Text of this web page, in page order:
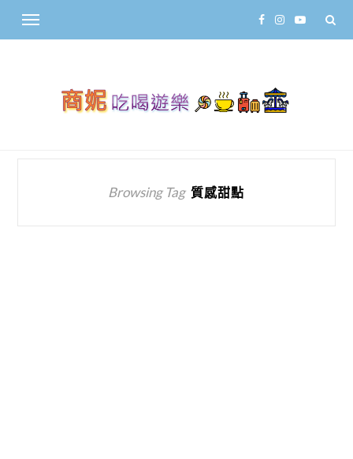
Browsing Tag 質感甜點